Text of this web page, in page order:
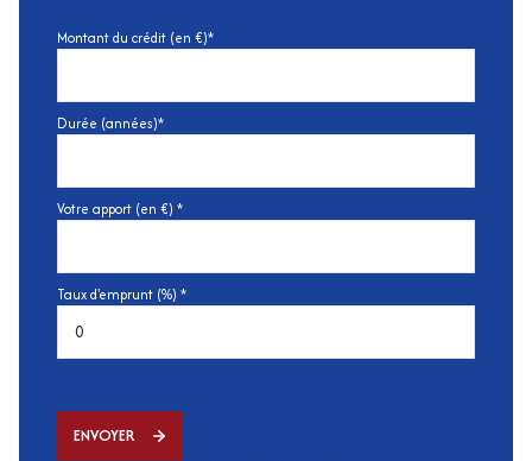
Montant du crédit (en €)*
Durée (années)*
Votre apport (en €) *
Taux d'emprunt (%) *
ENVOYER